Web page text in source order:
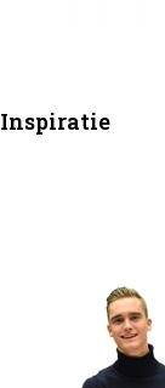
Inspiratie